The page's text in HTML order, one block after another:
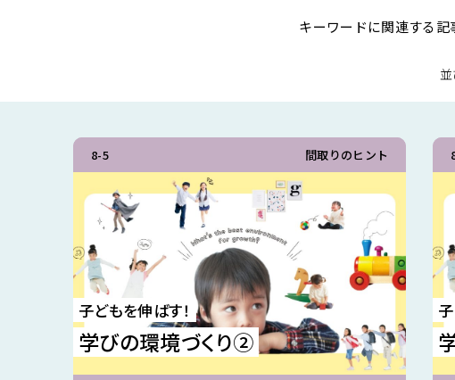
キーワードに関連する記
8-5 間取りのヒント
子どもを伸ばす！
学びの環境づくり②